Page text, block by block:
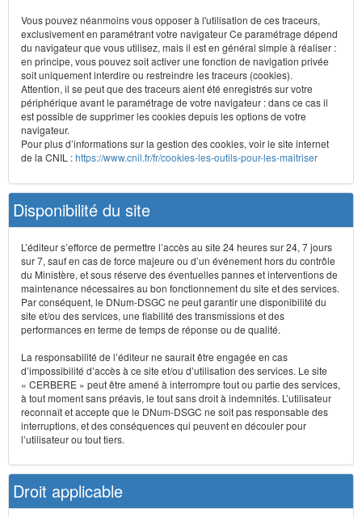
Vous pouvez néanmoins vous opposer à l'utilisation de ces traceurs,
exclusivement en paramétrant votre navigateur Ce paramétrage dépend
du navigateur que vous utilisez, mais il est en général simple à réaliser :
en principe, vous pouvez soit activer une fonction de navigation privée
soit uniquement interdire ou restreindre les traceurs (cookies).
Attention, il se peut que des traceurs aient été enregistrés sur votre
périphérique avant le paramétrage de votre navigateur : dans ce cas il
est possible de supprimer les cookies depuis les options de votre
navigateur.
Pour plus d’informations sur la gestion des cookies, voir le site internet
de la CNIL :https://www.cnil.fr/fr/cookies-les-outils-pour-les-maitriser
Disponibilité du site
L’éditeur s’efforce de permettre l’accès au site 24 heures sur 24, 7 jours
sur 7, sauf en cas de force majeure ou d’un événement hors du contrôle
du Ministère, et sous réserve des éventuelles pannes et interventions de
maintenance nécessaires au bon fonctionnement du site et des services.
Par conséquent, le DNum-DSGC ne peut garantir une disponibilité du
site et/ou des services, une fiabilité des transmissions et des
performances en terme de temps de réponse ou de qualité.
La responsabilité de l’éditeur ne saurait être engagée en cas
d’impossibilité d’accès à ce site et/ou d’utilisation des services. Le site
« CERBERE » peut être amené à interrompre tout ou partie des services,
à tout moment sans préavis, le tout sans droit à indemnités. L’utilisateur
reconnaît et accepte que le DNum-DSGC ne soit pas responsable des
interruptions, et des conséquences qui peuvent en découler pour
l’utilisateur ou tout tiers.
Droit applicable